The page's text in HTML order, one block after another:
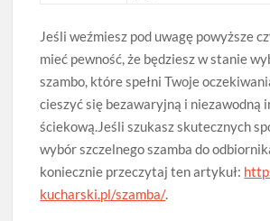
Jeśli weźmiesz pod uwagę powyższe
mieć pewność, że będziesz w stanie
szambo, które spełni Twoje
cieszyć się bezawaryjną i niezawodną
ściekową.Jeśli szukasz skutecznych
wybór szczelnego szamba do
koniecznie przeczytaj ten artykuł:
kucharski.pl/szamba/.